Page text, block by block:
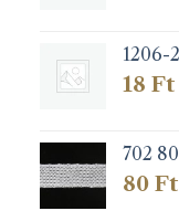
1206-
18 Ft
702
80 Ft